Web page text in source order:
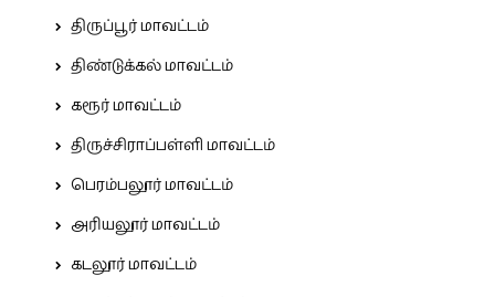
திருப்பூர் மாவட்டம்
திண்டுக்கல் மாவட்டம்
கரூர் மாவட்டம்
திருச்சிராப்பள்ளி மாவட்டம்
பெரம்பலூர் மாவட்டம்
அரியலூர் மாவட்டம்
கடலூர் மாவட்டம்